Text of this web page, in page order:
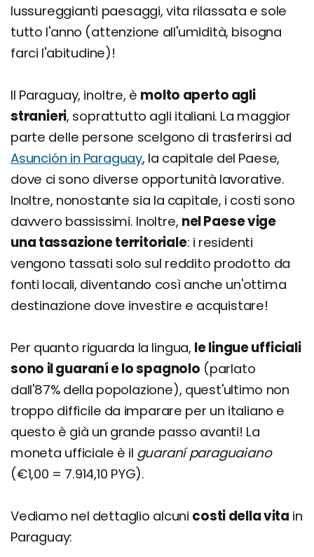
lussureggianti paesaggi, vita rilassata e sole
tutto l'anno (attenzione all'umidità, bisogna
farci l'abitudine)!
Il Paraguay, inoltre, è molto aperto agli
stranieri, soprattutto agli italiani. La maggior
parte delle persone scelgono di trasferirsi ad
Asunción in Paraguay, la capitale del Paese,
dove ci sono diverse opportunità lavorative.
Inoltre, nonostante sia la capitale, i costi sono
davvero bassissimi. Inoltre, nel Paese vige
una tassazione territoriale: i residenti
vengono tassati solo sul reddito prodotto da
fonti locali, diventando così anche un'ottima
destinazione dove investire e acquistare!
Per quanto riguarda la lingua, le lingue ufficiali
sono il guaraní e lo spagnolo (parlato
dall'87% della popolazione), quest'ultimo non
troppo difficile da imparare per un italiano e
questo è già un grande passo avanti! La
moneta ufficiale è il guaraní paraguaiano
(€1,00 = 7.914,10 PYG).
Vediamo nel dettaglio alcuni costi della vita in
Paraguay: